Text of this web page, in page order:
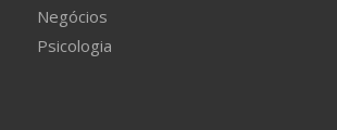
Negócios
Psicologia